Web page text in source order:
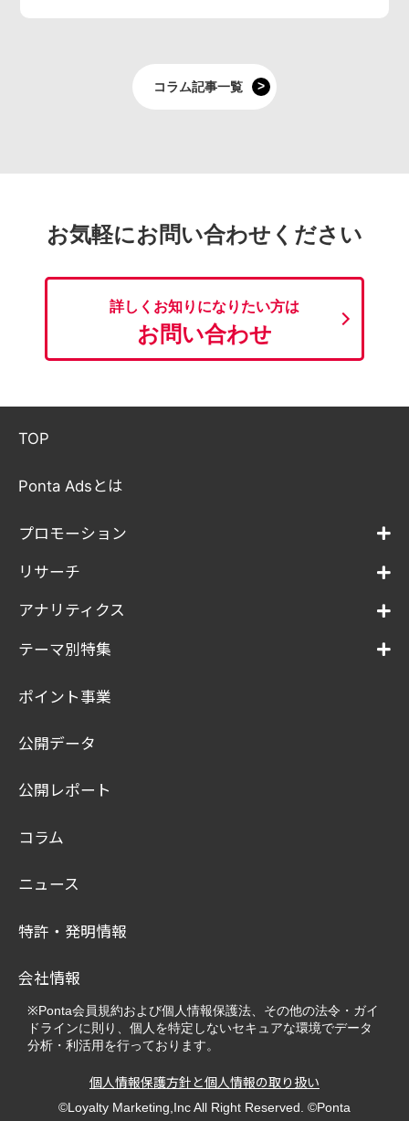
コラム記事一覧
お気軽にお問い合わせください
詳しくお知りになりたい方は
お問い合わせ
TOP
Ponta Adsとは
プロモーション
リサーチ
アナリティクス
テーマ別特集
ポイント事業
公開データ
公開レポート
コラム
ニュース
特許・発明情報
会社情報
※Ponta会員規約および個人情報保護法、その他の法令・ガイ
ドラインに則り、個人を特定しないセキュアな環境でデータ
分析・利活用を行っております。
個人情報保護方針と個人情報の取り扱い
©Loyalty Marketing,Inc All Right Reserved. ©Ponta